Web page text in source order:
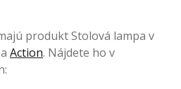
produkt Stolová lampa v
a Action. Nájdete ho v